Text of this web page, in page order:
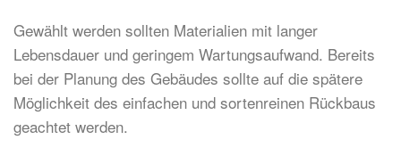
Gewählt werden sollten Materialien mit langer
Lebensdauer und geringem Wartungsaufwand. Bereits
bei der Planung des Gebäudes sollte auf die spätere
Möglichkeit des einfachen und sortenreinen Rückbaus
geachtet werden.